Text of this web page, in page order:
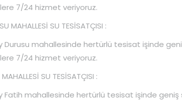
7/24 hizmet veriyoruz.
MAHALLESİ SU TESİSATÇISI :
Durusu mahallesinde hertürlü tesisat işinde
7/24 hizmet veriyoruz.
SU TESİSATÇISI :
Fatih mahallesinde hertürlü tesisat işinde geniş